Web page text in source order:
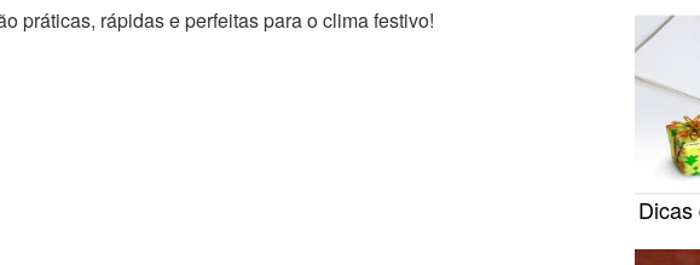
práticas, rápidas e perfeitas para o clima festivo!